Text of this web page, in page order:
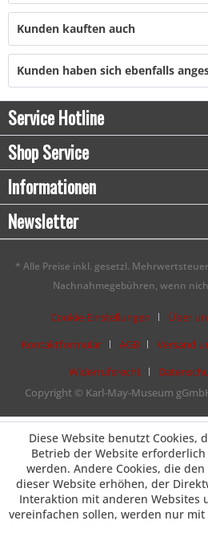
Kunden kauften auch
Kunden haben sich ebenfalls
Service Hotline
Shop Service
Informationen
Newsletter
* Alle Preise inkl. gesetzl.
Nachnahmegebühren, wenn
Cookie-Einstellungen Über
Kontaktformular
AGB
Versand
Widerrufsrecht
Copyright © Karl-May-Museum
Diese Website benutzt Cookies,
Betrieb der Website
werden. Andere Cookies, die
dieser Website erhöhen, der
Interaktion mit anderen Websites
vereinfachen sollen, werden nur